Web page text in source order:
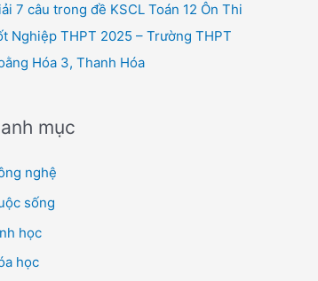
7 câu trong đề KSCL Toán 12 Ôn Thi
Nghiệp THPT 2025 – Trường THPT
Hóa 3, Thanh Hóa
mục
nghệ
sống
học
học